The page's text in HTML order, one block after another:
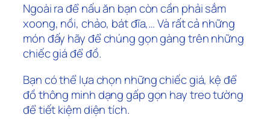
Ngoài ra để nấu ăn bạn còn cần phải sắm
xoong, nồi, chảo, bát đĩa,… Và rất cả những
món đấy hãy để chúng gọn gàng trên những
chiếc giá để đồ.
Bạn có thể lựa chọn những chiếc giá, kệ để
đồ thông minh dạng gấp gọn hay treo tường
để tiết kiệm diện tích.